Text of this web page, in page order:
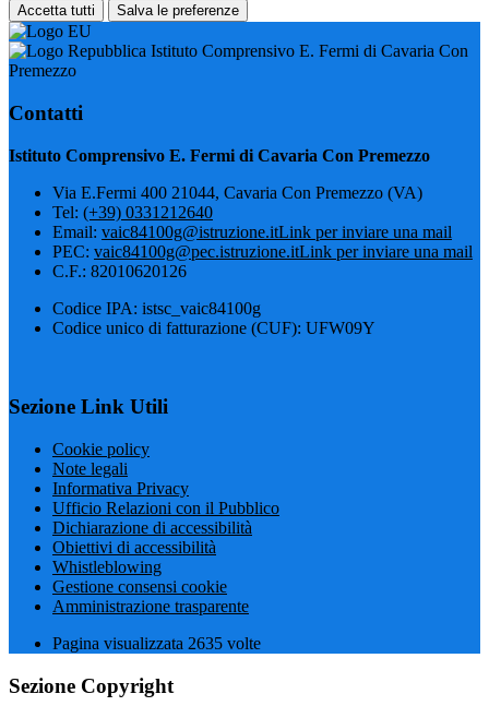
Accetta tutti Salva le preferenze
Istituto Comprensivo E. Fermi di Cavaria Con
Premezzo
Contatti
Istituto Comprensivo E. Fermi di Cavaria Con Premezzo
Via E.Fermi 400 21044, Cavaria Con Premezzo (VA)
Tel: (+39) 0331212640
Email: vaic84100g@istruzione.itLink per inviare una mail
PEC: vaic84100g@pec.istruzione.itLink per inviare una mail
C.F.: 82010620126
Codice IPA: istsc_vaic84100g
Codice unico di fatturazione (CUF): UFW09Y
Sezione Link Utili
Cookie policy
Note legali
Informativa Privacy
Ufficio Relazioni con il Pubblico
Dichiarazione di accessibilità
Obiettivi di accessibilità
Whistleblowing
Gestione consensi cookie
Amministrazione trasparente
Pagina visualizzata 2635 volte
Sezione Copyright